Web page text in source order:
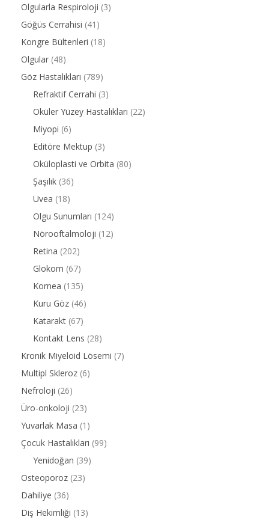
Olgularla Respiroloji (3)
Göğüs Cerrahisi (41)
Kongre Bültenleri (18)
Olgular (48)
Göz Hastalıkları (789)
Refraktif Cerrahi (3)
Oküler Yüzey Hastalıkları (22)
Miyopi (6)
Editöre Mektup (3)
Oküloplasti ve Orbita (80)
Şaşılık (36)
Uvea (18)
Olgu Sunumları (124)
Nörooftalmoloji (12)
Retina (202)
Glokom (67)
Kornea (135)
Kuru Göz (46)
Katarakt (67)
Kontakt Lens (28)
Kronik Miyeloid Lösemi (7)
Multipl Skleroz (6)
Nefroloji (26)
Üro-onkoloji (23)
Yuvarlak Masa (1)
Çocuk Hastalıkları (99)
Yenidoğan (39)
Osteoporoz (23)
Dahiliye (36)
Diş Hekimliği (13)